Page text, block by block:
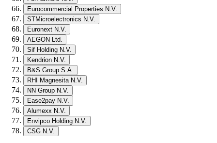
Eurocommercial Properties N.V.
STMicroelectronics N.V.
Euronext N.V.
AEGON Ltd.
Sif Holding N.V.
Kendrion N.V.
B&S Group S.A.
RHI Magnesita N.V.
NN Group N.V.
Ease2pay N.V.
Alumexx N.V.
Envipco Holding N.V.
CSG N.V.